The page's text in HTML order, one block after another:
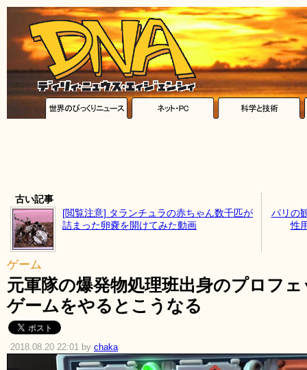
古い記事
[閲覧注意] タランチュラの赤ちゃん数千匹が
詰まった卵嚢を開けてみた動画
パリの
性
ゲーム
元軍隊の爆発物処理班出身のプロフ
ゲームをやるとこうなる
2018.08.20 22:01 by chaka